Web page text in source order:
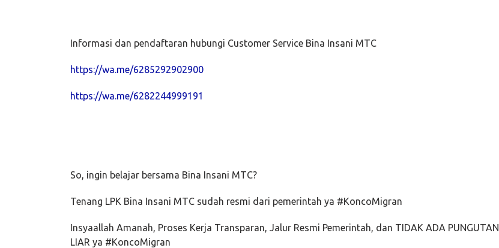
Informasi dan pendaftaran hubungi Customer Service Bina Insani MTC
https://wa.me/6285292902900
https://wa.me/6282244999191
So, ingin belajar bersama Bina Insani MTC?
Tenang LPK Bina Insani MTC sudah resmi dari pemerintah ya #KoncoMigran
Insyaallah Amanah, Proses Kerja Transparan, Jalur Resmi Pemerintah, dan TIDAK ADA PUNGUTAN
LIAR ya #KoncoMigran